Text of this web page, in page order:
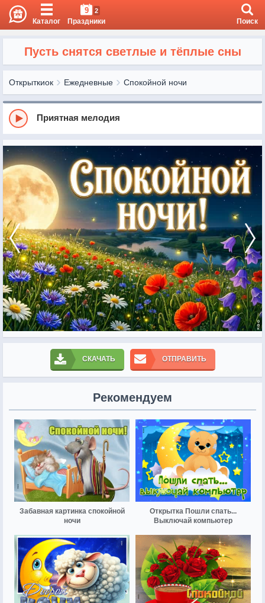
Каталог
9 2
Праздники Поиск
Пусть снятся светлые и тёплые сны
Открыткиок Ежедневные Спокойной ночи
Приятная мелодия
СКАЧАТЬ ОТПРАВИТЬ
Рекомендуем
Забавная картинка спокойной
ночи
Открытка Пошли спать...
Выключай компьютер